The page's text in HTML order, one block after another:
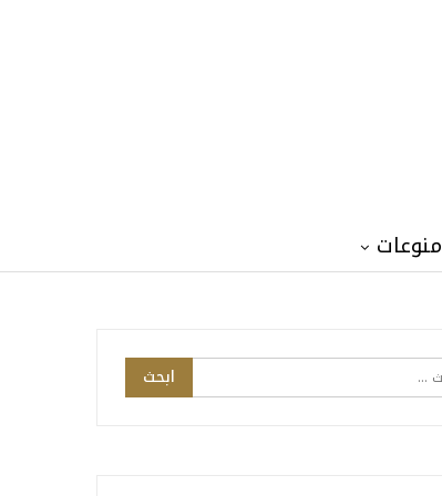
منوعات